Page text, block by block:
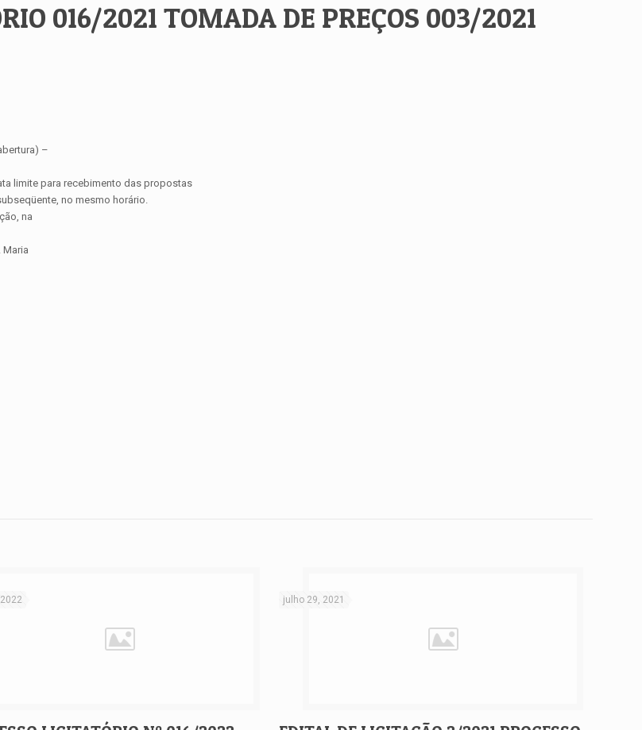
016/2021 TOMADA DE PREÇOS 003/2021
–
limite para recebimento das propostas
no mesmo horário.
na
Maria
julho 29, 2021